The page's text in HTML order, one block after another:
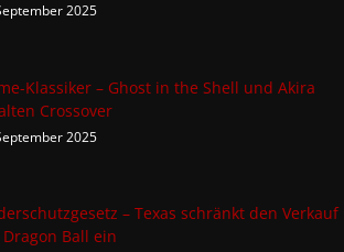
2025
Klassiker – Ghost in the Shell und Akira
Crossover
2025
– Texas schränkt den Verkauf
Ball ein